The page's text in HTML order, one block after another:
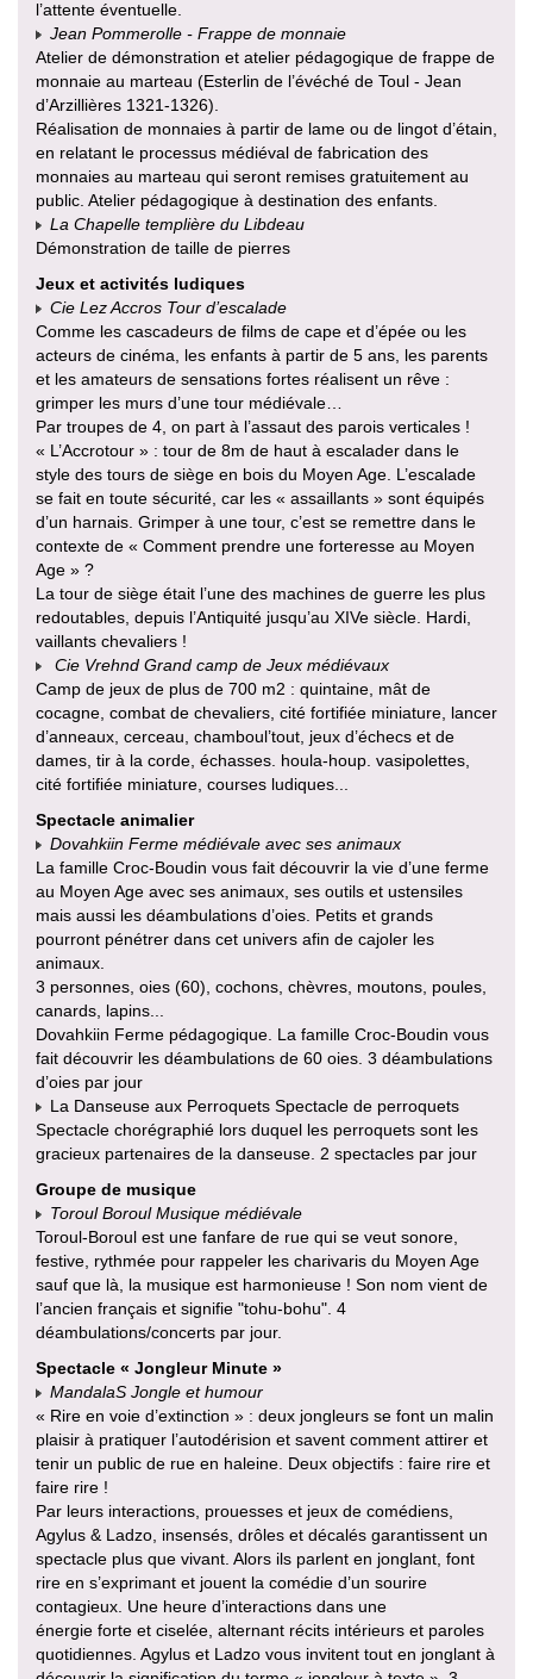
l’attente éventuelle.
Jean Pommerolle - Frappe de monnaie
Atelier de démonstration et atelier pédagogique de frappe de
monnaie au marteau (Esterlin de l’évéché de Toul - Jean
d’Arzillières 1321-1326).
Réalisation de monnaies à partir de lame ou de lingot d’étain,
en relatant le processus médiéval de fabrication des
monnaies au marteau qui seront remises gratuitement au
public. Atelier pédagogique à destination des enfants.
La Chapelle templière du Libdeau
Démonstration de taille de pierres
Jeux et activités ludiques
Cie Lez Accros Tour d’escalade
Comme les cascadeurs de films de cape et d’épée ou les
acteurs de cinéma, les enfants à partir de 5 ans, les parents
et les amateurs de sensations fortes réalisent un rêve :
grimper les murs d’une tour médiévale…
Par troupes de 4, on part à l’assaut des parois verticales !
« L’Accrotour » : tour de 8m de haut à escalader dans le
style des tours de siège en bois du Moyen Age. L’escalade
se fait en toute sécurité, car les « assaillants » sont équipés
d’un harnais. Grimper à une tour, c’est se remettre dans le
contexte de « Comment prendre une forteresse au Moyen
Age » ?
La tour de siège était l’une des machines de guerre les plus
redoutables, depuis l’Antiquité jusqu’au XIVe siècle. Hardi,
vaillants chevaliers !
Cie Vrehnd Grand camp de Jeux médiévaux
Camp de jeux de plus de 700 m2 : quintaine, mât de
cocagne, combat de chevaliers, cité fortifiée miniature, lancer
d’anneaux, cerceau, chamboul’tout, jeux d’échecs et de
dames, tir à la corde, échasses. houla-houp. vasipolettes,
cité fortifiée miniature, courses ludiques...
Spectacle animalier
Dovahkiin Ferme médiévale avec ses animaux
La famille Croc-Boudin vous fait découvrir la vie d’une ferme
au Moyen Age avec ses animaux, ses outils et ustensiles
mais aussi les déambulations d’oies. Petits et grands
pourront pénétrer dans cet univers afin de cajoler les
animaux.
3 personnes, oies (60), cochons, chèvres, moutons, poules,
canards, lapins...
Dovahkiin Ferme pédagogique. La famille Croc-Boudin vous
fait découvrir les déambulations de 60 oies. 3 déambulations
d’oies par jour
La Danseuse aux Perroquets Spectacle de perroquets
Spectacle chorégraphié lors duquel les perroquets sont les
gracieux partenaires de la danseuse. 2 spectacles par jour
Groupe de musique
Toroul Boroul Musique médiévale
Toroul-Boroul est une fanfare de rue qui se veut sonore,
festive, rythmée pour rappeler les charivaris du Moyen Age
sauf que là, la musique est harmonieuse ! Son nom vient de
l’ancien français et signifie "tohu-bohu". 4
déambulations/concerts par jour.
Spectacle « Jongleur Minute »
MandalaS Jongle et humour
« Rire en voie d’extinction » : deux jongleurs se font un malin
plaisir à pratiquer l’autodérision et savent comment attirer et
tenir un public de rue en haleine. Deux objectifs : faire rire et
faire rire !
Par leurs interactions, prouesses et jeux de comédiens,
Agylus & Ladzo, insensés, drôles et décalés garantissent un
spectacle plus que vivant. Alors ils parlent en jonglant, font
rire en s’exprimant et jouent la comédie d’un sourire
contagieux. Une heure d’interactions dans une
énergie forte et ciselée, alternant récits intérieurs et paroles
quotidiennes. Agylus et Ladzo vous invitent tout en jonglant à